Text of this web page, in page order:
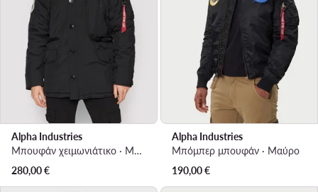
Alpha Industries
Μπουφάν χειμωνιάτικο · Μαύρο
280,00€
Alpha Industries
Μπόμπερ μπουφάν · Μαύρο
190,00€